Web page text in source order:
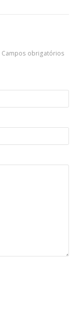
Campos obrigatórios